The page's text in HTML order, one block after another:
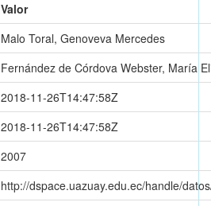
Valor
Malo Toral, Genoveva Mercedes
Fernández de Córdova Webster, María
2018-11-26T14:47:58Z
2018-11-26T14:47:58Z
2007
http://dspace.uazuay.edu.ec/handle/